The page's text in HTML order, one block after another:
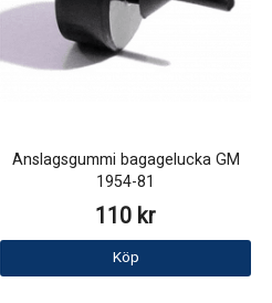
Anslagsgummi bagagelucka GM
1954-81
110 kr
Köp